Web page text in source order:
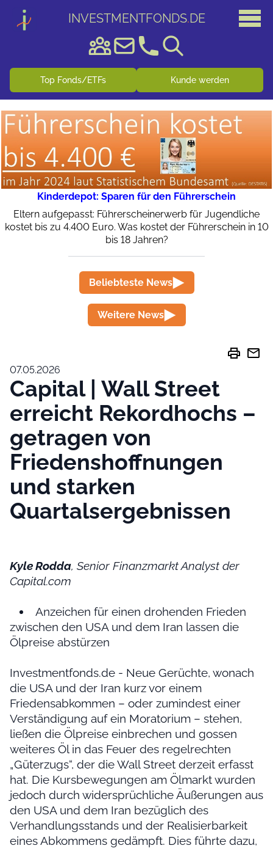
INVESTMENTFONDS.DE
Top Fonds/ETFs Kunde werden
Kinderdepot: Sparen für den Führerschein
Eltern aufgepasst: Führerscheinerwerb für Jugendliche
kostet bis zu 4.400 Euro. Was kostet der Führerschein in 10
bis 18 Jahren?
Beliebteste News
Weitere News
print mail
07.05.2026
Capital | Wall Street
erreicht Rekordhochs –
getragen von
Friedenshoffnungen
und starken
Quartalsergebnissen
Kyle Rodda, Senior Finanzmarkt Analyst der
Capital.com
Anzeichen für einen drohenden Frieden
zwischen den USA und dem Iran lassen die
Ölpreise abstürzen
Investmentfonds.de - Neue Gerüchte, wonach
die USA und der Iran kurz vor einem
Friedensabkommen – oder zumindest einer
Verständigung auf ein Moratorium – stehen,
ließen die Ölpreise einbrechen und gossen
weiteres Öl in das Feuer des regelrechten
„Güterzugs“, der die Wall Street derzeit erfasst
hat. Die Kursbewegungen am Ölmarkt wurden
jedoch durch widersprüchliche Äußerungen aus
den USA und dem Iran bezüglich des
Verhandlungsstands und der Realisierbarkeit
eines Abkommens gedämpft. Dies führte dazu,